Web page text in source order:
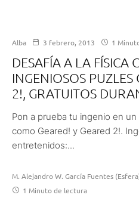
Alba 3 febrero, 2013 1
DESAFÍA A LA FÍSICA
INGENIOSOS PUZLES
2!, GRATUITOS
Pon a prueba tu ingenio en
como Geared! y Geared 2!.
entretenidos:...
M. Alejandro W. García Fuentes
1 Minuto de lectura